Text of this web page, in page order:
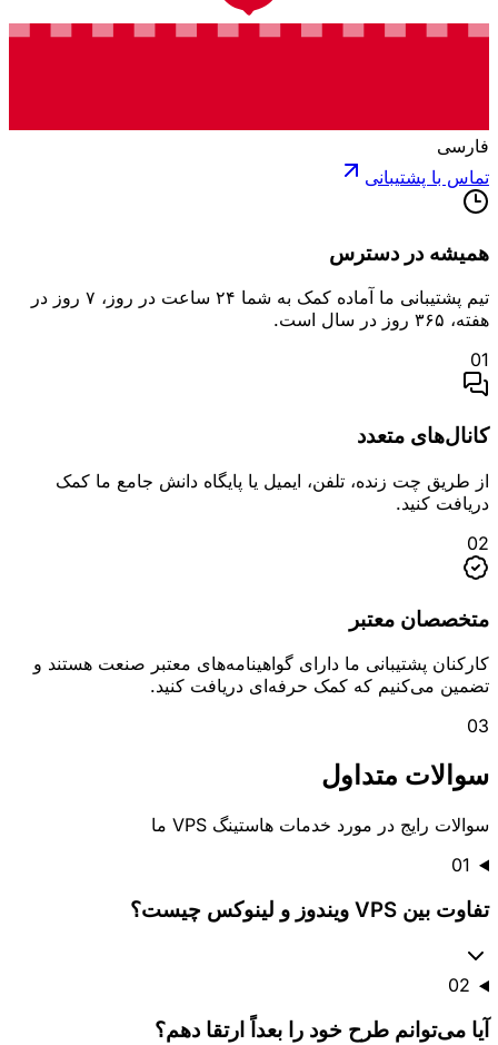
فارسی
تماس با پشتیبانی
همیشه در دسترس
تیم پشتیبانی ما آماده کمک به شما ۲۴ ساعت در روز، ۷ روز در
هفته، ۳۶۵ روز در سال است.
01
کانال‌های متعدد
از طریق چت زنده، تلفن، ایمیل یا پایگاه دانش جامع ما کمک
دریافت کنید.
02
متخصصان معتبر
کارکنان پشتیبانی ما دارای گواهینامه‌های معتبر صنعت هستند و
تضمین می‌کنیم که کمک حرفه‌ای دریافت کنید.
03
سوالات متداول
سوالات رایج در مورد خدمات هاستینگ VPS ما
01
تفاوت بین VPS ویندوز و لینوکس چیست؟
02
آیا می‌توانم طرح خود را بعداً ارتقا دهم؟